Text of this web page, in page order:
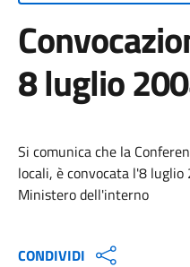
8 luglio
Si comunica che la
locali, è convocata l'8
Ministero dell'interno
CONDIVIDI